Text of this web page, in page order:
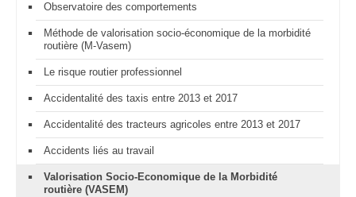
Observatoire des comportements
Méthode de valorisation socio-économique de la morbidité
routière (M-Vasem)
Le risque routier professionnel
Accidentalité des taxis entre 2013 et 2017
Accidentalité des tracteurs agricoles entre 2013 et 2017
Accidents liés au travail
Valorisation Socio-Economique de la Morbidité
routière (VASEM)